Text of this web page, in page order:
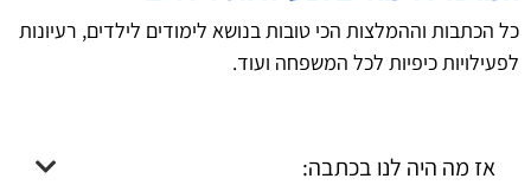
כל הכתבות וההמלצות הכי טובות בנושא לימודים לילדים, רעיונות
לפעילויות כיפיות לכל המשפחה ועוד.
אז מה היה לנו בכתבה: